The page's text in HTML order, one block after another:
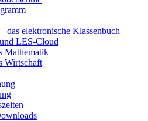
das elektronische Klassenbuch
LES-Cloud
Mathematik
Wirtschaft